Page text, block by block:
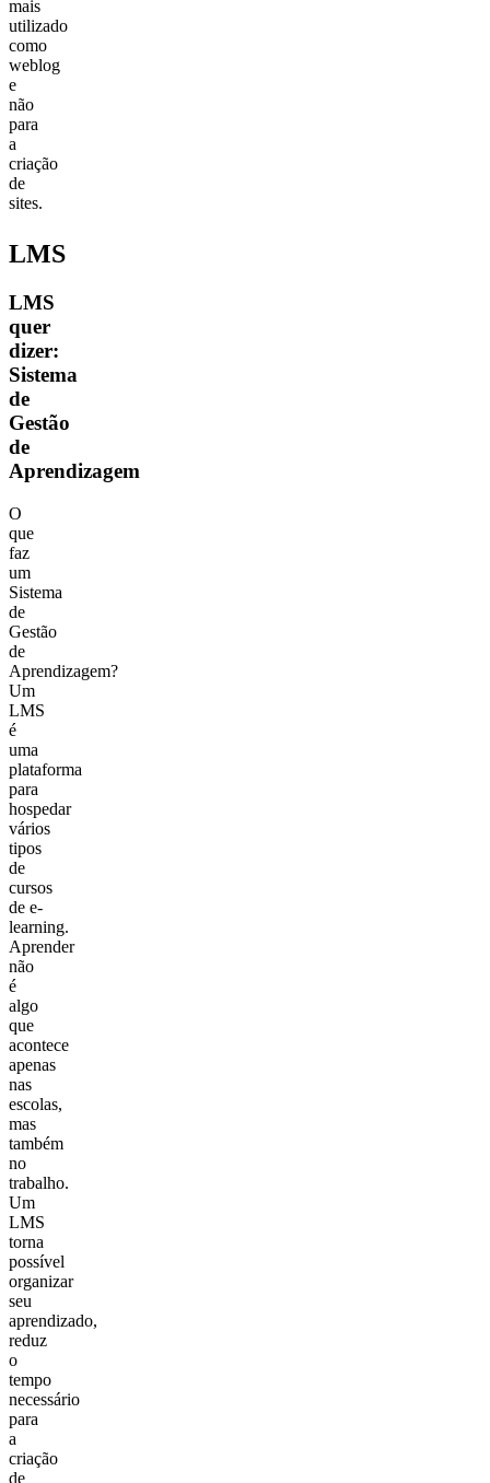
mais
utilizado
como
weblog
e
não
para
a
criação
de
sites.
LMS
LMS
quer
dizer:
Sistema
de
Gestão
de
Aprendizagem
O
que
faz
um
Sistema
de
Gestão
de
Aprendizagem?
Um
LMS
é
uma
plataforma
para
hospedar
vários
tipos
de
cursos
de e-
learning.
Aprender
não
é
algo
que
acontece
apenas
nas
escolas,
mas
também
no
trabalho.
Um
LMS
torna
possível
organizar
seu
aprendizado,
reduz
o
tempo
necessário
para
a
criação
de